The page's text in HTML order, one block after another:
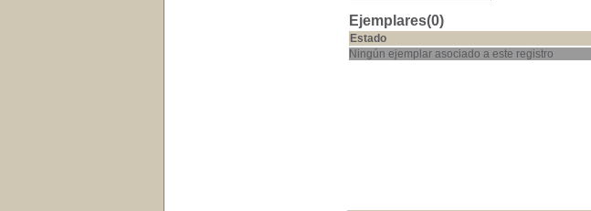
Ejemplares(0)
Estado
Ningún ejemplar asociado a este registro